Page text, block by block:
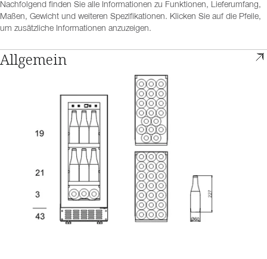
Nachfolgend finden Sie alle Informationen zu Funktionen, Lieferumfang,
Maßen, Gewicht und weiteren Spezifikationen. Klicken Sie auf die Pfeile,
um zusätzliche Informationen anzuzeigen.
Allgemein